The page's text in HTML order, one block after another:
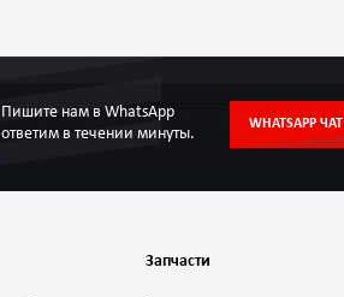
Пишите нам в WhatsApp
ответим в течении минуты.
WHATSAPP ЧАТ
Запчасти